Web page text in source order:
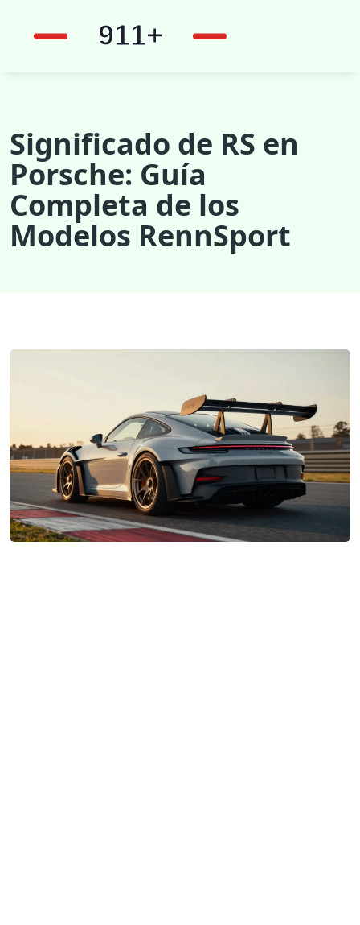
Significado de RS en
Porsche: Guía
Completa de los
Modelos RennSport